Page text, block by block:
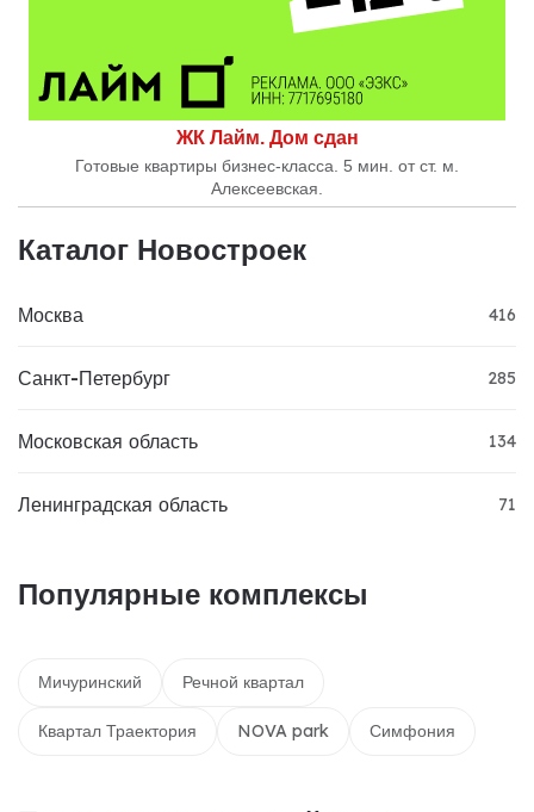
ЖК Лайм. Дом сдан
Готовые квартиры бизнес-класса. 5 мин. от ст. м.
Алексеевская.
Каталог Новостроек
Москва 416
Санкт-Петербург 285
Московская область 134
Ленинградская область 71
Популярные комплексы
Мичуринский Речной квартал
Квартал Траектория NOVA park Симфония